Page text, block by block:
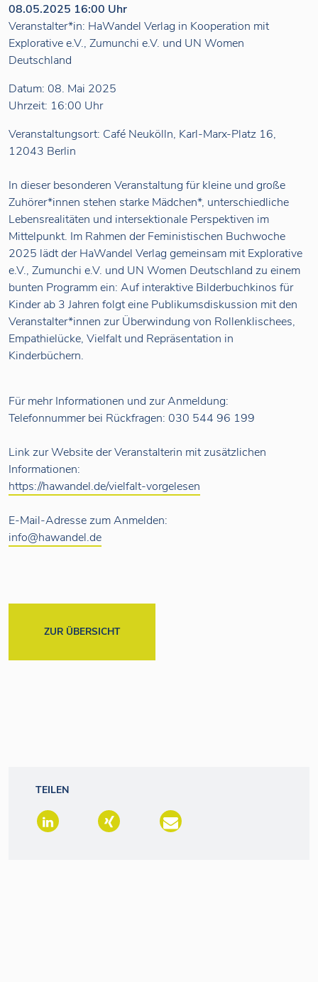
08.05.2025 16:00 Uhr
Veranstalter*in: HaWandel Verlag in Kooperation mit
Explorative e.V., Zumunchi e.V. und UN Women
Deutschland
Datum: 08. Mai 2025
Uhrzeit: 16:00 Uhr
Veranstaltungsort: Café Neukölln, Karl-Marx-Platz 16,
12043 Berlin
In dieser besonderen Veranstaltung für kleine und große
Zuhörer*innen stehen starke Mädchen*, unterschiedliche
Lebensrealitäten und intersektionale Perspektiven im
Mittelpunkt. Im Rahmen der Feministischen Buchwoche
2025 lädt der HaWandel Verlag gemeinsam mit Explorative
e.V., Zumunchi e.V. und UN Women Deutschland zu einem
bunten Programm ein: Auf interaktive Bilderbuchkinos für
Kinder ab 3 Jahren folgt eine Publikumsdiskussion mit den
Veranstalter*innen zur Überwindung von Rollenklischees,
Empathielücke, Vielfalt und Repräsentation in
Kinderbüchern.
Für mehr Informationen und zur Anmeldung:
Telefonnummer bei Rückfragen: 030 544 96 199
Link zur Website der Veranstalterin mit zusätzlichen
Informationen:
https://hawandel.de/vielfalt-vorgelesen
E-Mail-Adresse zum Anmelden:
info@hawandel.de
ZUR ÜBERSICHT
TEILEN